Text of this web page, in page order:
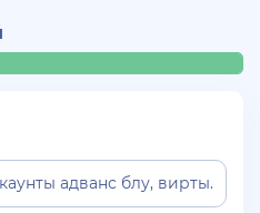
адванс блу, вирты.